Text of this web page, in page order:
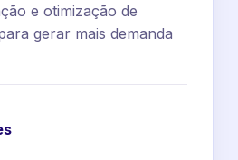
e otimização de
gerar mais demanda